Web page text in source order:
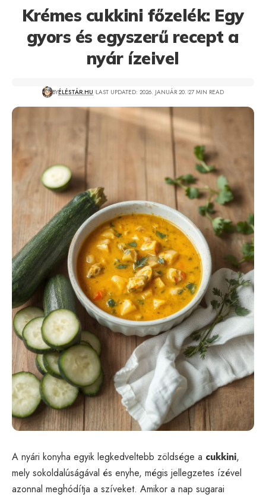
Krémes cukkini főzelék: Egy
gyors és egyszerű recept a
nyár ízeivel
BYÉLÉSTÁR.HU LAST UPDATED: 2026. JANUÁR 20. 27 MIN READ
A nyári konyha egyik legkedveltebb zöldsége a cukkini,
mely sokoldalúságával és enyhe, mégis jellegzetes ízével
azonnal meghódítja a szíveket. Amikor a nap sugarai